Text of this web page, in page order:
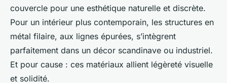
couvercle pour une esthétique naturelle et discrète.
Pour un intérieur plus contemporain, les structures en
métal filaire, aux lignes épurées, s’intègrent
parfaitement dans un décor scandinave ou industriel.
Et pour cause : ces matériaux allient légèreté visuelle
et solidité.